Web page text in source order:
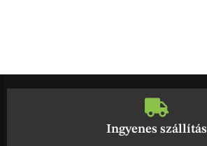
Ingyenes szállítás